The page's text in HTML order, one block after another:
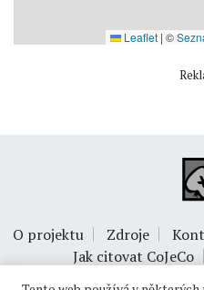
Leaflet | ©
O projektu Zdroje
Jak citovat CoJeCo